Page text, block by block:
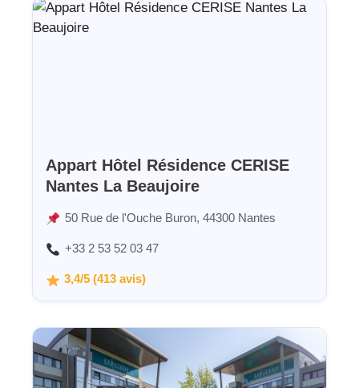
Appart Hôtel Résidence CERISE
Nantes La Beaujoire
50 Rue de l'Ouche Buron, 44300 Nantes
+33 2 53 52 03 47
3,4/5 (413 avis)